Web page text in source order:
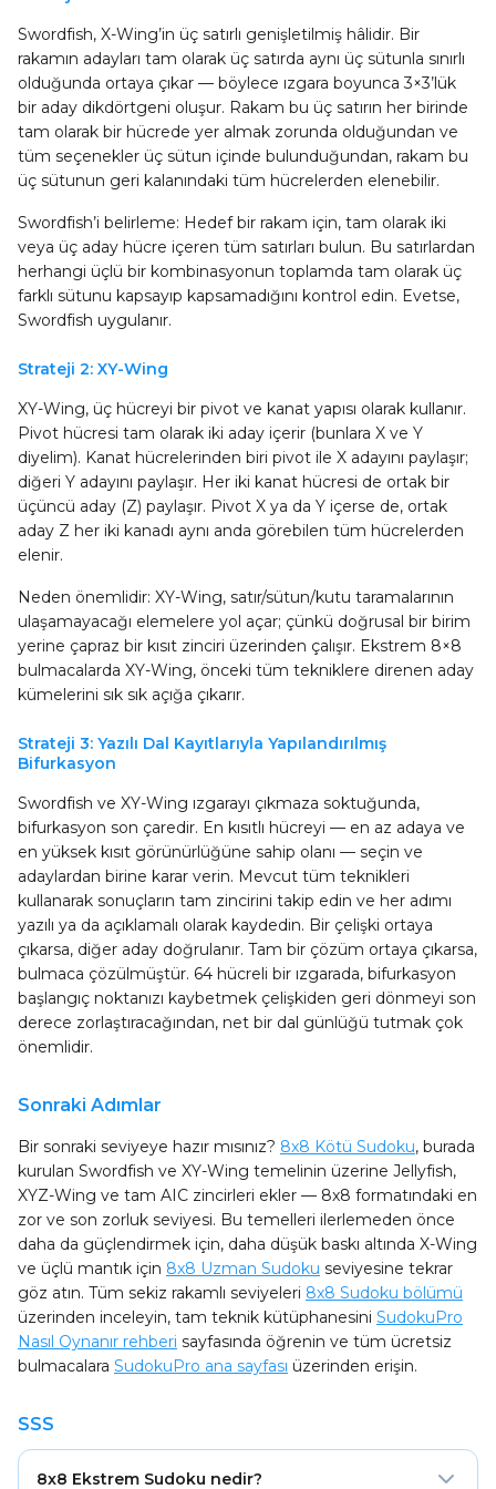
Swordfish, X-Wing’in üç satırlı genişletilmiş hâlidir. Bir
rakamın adayları tam olarak üç satırda aynı üç sütunla sınırlı
olduğunda ortaya çıkar — böylece ızgara boyunca 3×3’lük
bir aday dikdörtgeni oluşur. Rakam bu üç satırın her birinde
tam olarak bir hücrede yer almak zorunda olduğundan ve
tüm seçenekler üç sütun içinde bulunduğundan, rakam bu
üç sütunun geri kalanındaki tüm hücrelerden elenebilir.
Swordfish’i belirleme: Hedef bir rakam için, tam olarak iki
veya üç aday hücre içeren tüm satırları bulun. Bu satırlardan
herhangi üçlü bir kombinasyonun toplamda tam olarak üç
farklı sütunu kapsayıp kapsamadığını kontrol edin. Evetse,
Swordfish uygulanır.
Strateji 2: XY-Wing
XY-Wing, üç hücreyi bir pivot ve kanat yapısı olarak kullanır.
Pivot hücresi tam olarak iki aday içerir (bunlara X ve Y
diyelim). Kanat hücrelerinden biri pivot ile X adayını paylaşır;
diğeri Y adayını paylaşır. Her iki kanat hücresi de ortak bir
üçüncü aday (Z) paylaşır. Pivot X ya da Y içerse de, ortak
aday Z her iki kanadı aynı anda görebilen tüm hücrelerden
elenir.
Neden önemlidir: XY-Wing, satır/sütun/kutu taramalarının
ulaşamayacağı elemelere yol açar; çünkü doğrusal bir birim
yerine çapraz bir kısıt zinciri üzerinden çalışır. Ekstrem 8×8
bulmacalarda XY-Wing, önceki tüm tekniklere direnen aday
kümelerini sık sık açığa çıkarır.
Strateji 3: Yazılı Dal Kayıtlarıyla Yapılandırılmış
Bifurkasyon
Swordfish ve XY-Wing ızgarayı çıkmaza soktuğunda,
bifurkasyon son çaredir. En kısıtlı hücreyi — en az adaya ve
en yüksek kısıt görünürlüğüne sahip olanı — seçin ve
adaylardan birine karar verin. Mevcut tüm teknikleri
kullanarak sonuçların tam zincirini takip edin ve her adımı
yazılı ya da açıklamalı olarak kaydedin. Bir çelişki ortaya
çıkarsa, diğer aday doğrulanır. Tam bir çözüm ortaya çıkarsa,
bulmaca çözülmüştür. 64 hücreli bir ızgarada, bifurkasyon
başlangıç noktanızı kaybetmek çelişkiden geri dönmeyi son
derece zorlaştıracağından, net bir dal günlüğü tutmak çok
önemlidir.
Sonraki Adımlar
Bir sonraki seviyeye hazır mısınız? 8x8 Kötü Sudoku, burada
kurulan Swordfish ve XY-Wing temelinin üzerine Jellyfish,
XYZ-Wing ve tam AIC zincirleri ekler — 8x8 formatındaki en
zor ve son zorluk seviyesi. Bu temelleri ilerlemeden önce
daha da güçlendirmek için, daha düşük baskı altında X-Wing
ve üçlü mantık için 8x8 Uzman Sudoku seviyesine tekrar
göz atın. Tüm sekiz rakamlı seviyeleri 8x8 Sudoku bölümü
üzerinden inceleyin, tam teknik kütüphanesini SudokuPro
Nasıl Oynanır rehberi sayfasında öğrenin ve tüm ücretsiz
bulmacalara SudokuPro ana sayfası üzerinden erişin.
SSS
8x8 Ekstrem Sudoku nedir?